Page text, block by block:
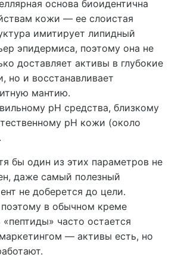
основа биоидентична
кожи — ее слоистая
имитирует липидный
эпидермиса, поэтому она не
доставляет активы в глубокие
но и восстанавливает
мантию.
pH средства, близкому
pH кожи (около
бы один из этих параметров не
даже самый полезный
не доберется до цели.
в обычном креме
«пептиды» часто остается
— активы есть, но